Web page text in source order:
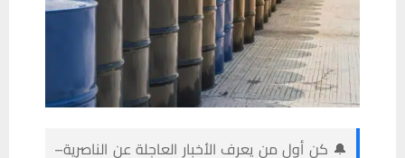
🔔 كن أول من يعرف الأخبار العاجلة عن الناصرية–